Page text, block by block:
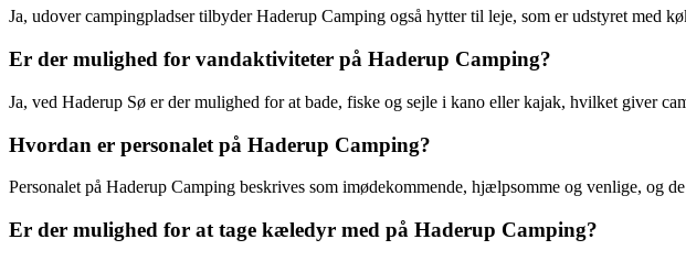
Ja, udover campingpladser tilbyder Haderup Camping også hytter til leje, som er udstyret
Er der mulighed for vandaktiviteter på Haderup Camping?
Ja, ved Haderup Sø er der mulighed for at bade, fiske og sejle i kano eller kajak, hvilket giver
Hvordan er personalet på Haderup Camping?
Personalet på Haderup Camping beskrives som imødekommende, hjælpsomme og venlige, og
Er der mulighed for at tage kæledyr med på Haderup Camping?